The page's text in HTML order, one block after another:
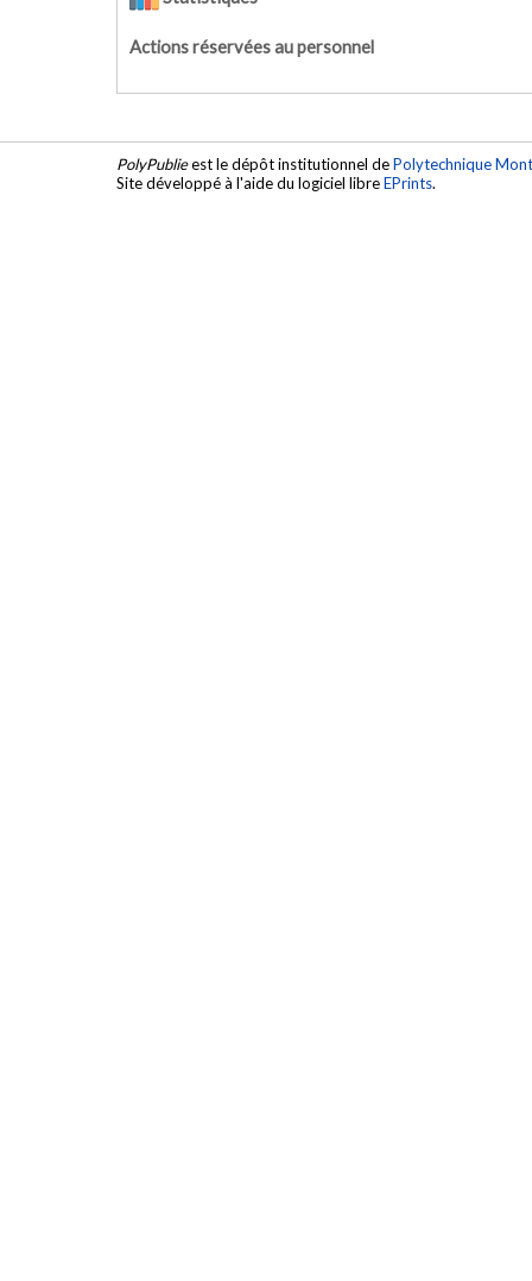
Actions réservées au personnel
PolyPublieest le dépôt institutionnel dePolytechnique
Site développé à l'aide du logiciel libreEPrints.